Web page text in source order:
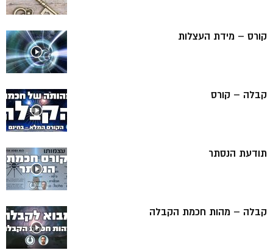
קורס – מידת העצלות
קבלה – קורס
תודעת הנסתר
קבלה – מהות חכמת הקבלה